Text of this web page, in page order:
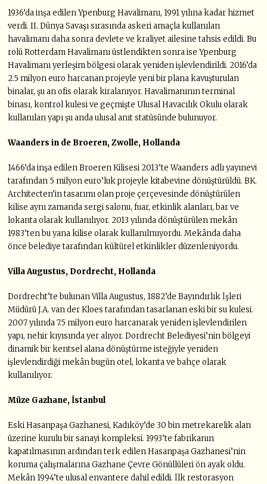
1936’da inşa edilen Ypenburg Havalimanı, 1991 yılına kadar hizmet
verdi. II. Dünya Savaşı sırasında askeri amaçla kullanılan
havalimanı daha sonra devlete ve kraliyet ailesine tahsis edildi. Bu
rolü Rotterdam Havalimanı üstlendikten sonra ise Ypenburg
Havalimanı yerleşim bölgesi olarak yeniden işlevlendirildi. 2016’da
2.5 milyon euro harcanan projeyle yeni bir plana kavuşturulan
binalar, şu an ofis olarak kiralanıyor. Havalimanının terminal
binası, kontrol kulesi ve geçmişte Ulusal Havacılık Okulu olarak
kullanılan yapı şu anda ulusal anıt statüsünde bulunuyor.
Waanders in de Broeren, Zwolle, Hollanda
1466’da inşa edilen Broeren Kilisesi 2013’te Waanders adlı yayınevi
tarafından 5 milyon euro’luk projeyle kitabevine dönüştürüldü. BK.
Architecten’in tasarımı olan proje çerçevesinde dönüştürülen
kilise aynı zamanda sergi salonu, fuar, etkinlik alanları, bar ve
lokanta olarak kullanılıyor. 2013 yılında dönüştürülen mekân
1983’ten bu yana kilise olarak kullanılmıyordu. Mekânda daha
önce belediye tarafından kültürel etkinlikler düzenleniyordu.
Villa Augustus, Dordrecht, Hollanda
Dordrecht’te bulunan Villa Augustus, 1882’de Bayındırlık İşleri
Müdürü J.A. van der Kloes tarafından tasarlanan eski bir su kulesi.
2007 yılında 7.5 milyon euro harcanarak yeniden işlevlendirilen
yapı, nehir kıyısında yer alıyor. Dordrecht Belediyesi’nin bölgeyi
dinamik bir kentsel alana dönüştürme isteğiyle yeniden
işlevlendirdiği mekân bugün otel, lokanta ve bahçe olarak
kullanılıyor.
Müze Gazhane, İstanbul
Eski Hasanpaşa Gazhanesi, Kadıköy’de 30 bin metrekarelik alan
üzerine kurulu bir sanayi kompleksi. 1993’te fabrikanın
kapatılmasının ardından terk edilen Hasanpaşa Gazhanesi’nin
koruma çalışmalarına Gazhane Çevre Gönüllüleri ön ayak oldu.
Mekân 1994’te ulusal envantere dahil edildi. İlk restorasyon